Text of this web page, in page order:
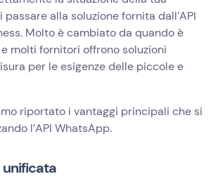
passare alla soluzione fornita dall’API
Molto è cambiato da quando è
molti fornitori offrono soluzioni
per le esigenze delle piccole e
riportato i vantaggi principali che si
l’API WhatsApp.
unificata